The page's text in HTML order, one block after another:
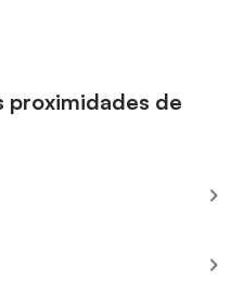
proximidades de